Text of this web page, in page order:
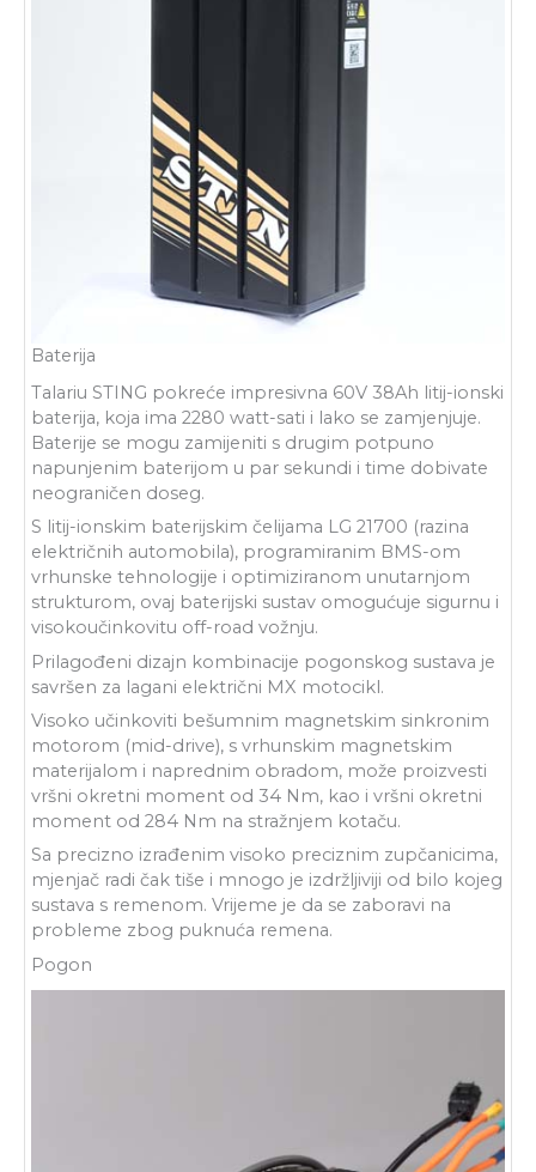
Baterija
Talariu STING pokreće impresivna 60V 38Ah litij-ionski
baterija, koja ima 2280 watt-sati i lako se zamjenjuje.
Baterije se mogu zamijeniti s drugim potpuno
napunjenim baterijom u par sekundi i time dobivate
neograničen doseg.
S litij-ionskim baterijskim čelijama LG 21700 (razina
električnih automobila), programiranim BMS-om
vrhunske tehnologije i optimiziranom unutarnjom
strukturom, ovaj baterijski sustav omogućuje sigurnu i
visokoučinkovitu off-road vožnju.
Prilagođeni dizajn kombinacije pogonskog sustava je
savršen za lagani električni MX motocikl.
Visoko učinkoviti bešumnim magnetskim sinkronim
motorom (mid-drive), s vrhunskim magnetskim
materijalom i naprednim obradom, može proizvesti
vršni okretni moment od 34 Nm, kao i vršni okretni
moment od 284 Nm na stražnjem kotaču.
Sa precizno izrađenim visoko preciznim zupčanicima,
mjenjač radi čak tiše i mnogo je izdržljiviji od bilo kojeg
sustava s remenom. Vrijeme je da se zaboravi na
probleme zbog puknuća remena.
Pogon